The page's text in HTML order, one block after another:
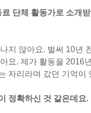
단체 활동가로 소개
지 않아요. 벌써 10년
요. 제가 활동을 2016
자리라며 갔던 기억이
정확하신 것 같은데요